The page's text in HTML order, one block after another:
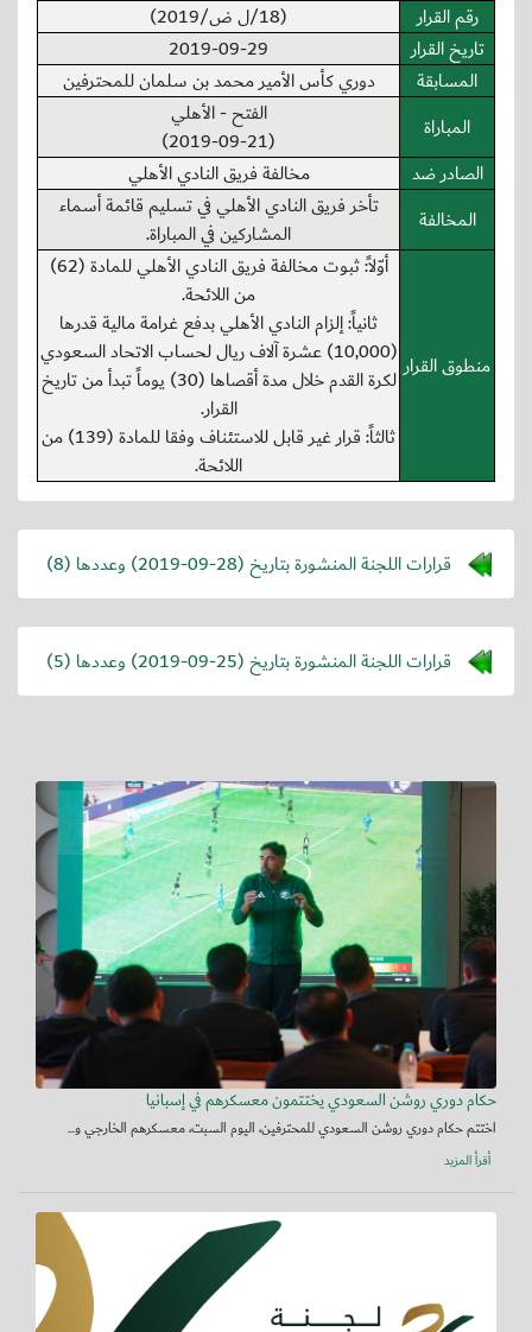
رقم القرار
(18/ل ض/2019)
تاريخ القرار
2019-09-29
المسابقة
دوري كأس الأمير محمد بن سلمان للمحترفين
المباراة
الفتح - الأهلي
(2019-09-21)
الصادر ضد
مخالفة فريق النادي الأهلي
المخالفة
تأخر فريق النادي الأهلي في تسليم قائمة أسماء
المشاركين في المباراة.
منطوق القرار
أوّلاً: ثبوت مخالفة فريق النادي الأهلي للمادة (62)
من اللائحة.
ثانياً: إلزام النادي الأهلي بدفع غرامة مالية قدرها
(10,000) عشرة آلاف ريال لحساب الاتحاد السعودي
لكرة القدم خلال مدة أقصاها (30) يوماً تبدأ من تاريخ
القرار.
ثالثاً: قرار غير قابل للاستئناف وفقا للمادة (139) من
اللائحة.
قرارات اللجنة المنشورة بتاريخ (2019-09-28) وعددها (8)
قرارات اللجنة المنشورة بتاريخ (2019-09-25) وعددها (5)
حكام دوري روشن السعودي يختتمون معسكرهم في إسبانيا
اختتم حكام دوري روشن السعودي للمحترفين، اليوم السبت، معسكرهم الخارجي و...
أقرأ المزيد